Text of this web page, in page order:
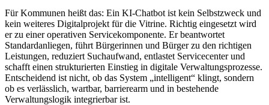
Für Kommunen heißt das: Ein KI-Chatbot ist kein Selbstzweck und
kein weiteres Digitalprojekt für die Vitrine. Richtig eingesetzt wird
er zu einer operativen Servicekomponente. Er beantwortet
Standardanliegen, führt Bürgerinnen und Bürger zu den richtigen
Leistungen, reduziert Suchaufwand, entlastet Servicecenter und
schafft einen strukturierten Einstieg in digitale Verwaltungsprozesse.
Entscheidend ist nicht, ob das System „intelligent“ klingt, sondern
ob es verlässlich, wartbar, barrierearm und in bestehende
Verwaltungslogik integrierbar ist.